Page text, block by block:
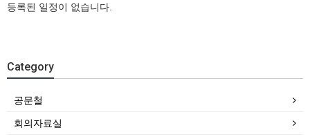
등록된 일정이 없습니다.
Category
공문철
회의자료실